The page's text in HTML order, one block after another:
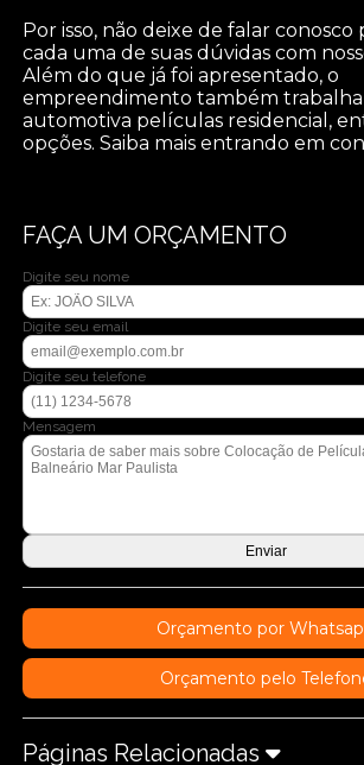
Por isso, não deixe de falar conosco
cada uma de suas dúvidas com
Além do que já foi apresentado, o
empreendimento também
automotiva películas residencial,
opções. Saiba mais entrando em
FAÇA UM ORÇAMENTO
Digite seu nome
Digite seu email
Digite seu telefone
Mensagem
Orçamento por
Orçamento pelo
Páginas Relacionadas